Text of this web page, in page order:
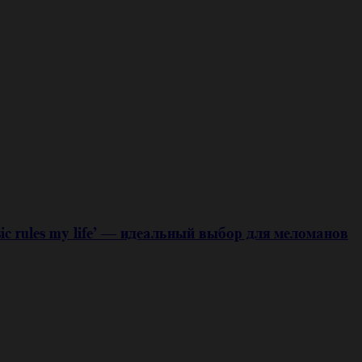
rules my life’ — идеальный выбор для меломанов